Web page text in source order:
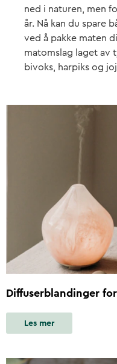
ned i naturen, men
år. Nå kan du spare
ved å pakke maten
matomslag laget av
bivoks, harpiks og
Diffuserblandinger
Les mer